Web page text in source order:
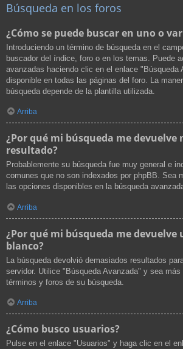
Búsqueda en los foros
¿Cómo se puede buscar en uno o
Introduciendo un término de búsqueda en el
buscador del índice, foro o en los temas. Puede
avanzadas haciendo clic en el enlace "Búsqueda
disponible en todas las páginas del foro. La
búsqueda depende de la plantilla utilizada.
Arriba
¿Por qué mi búsqueda me devuelve
resultado?
Probablemente su búsqueda fue muy general e
comunes que no son indexados por phpBB. Sea
las opciones disponibles en la búsqueda
Arriba
¿Por qué mi búsqueda me devuelve
blanco?
La búsqueda devolvió demasiados resultados
servidor. Utilice "Búsqueda Avanzada" y sea
términos y foros de su búsqueda.
Arriba
¿Cómo busco usuarios?
Pulse en el enlace "Usuarios" y haga clic en el